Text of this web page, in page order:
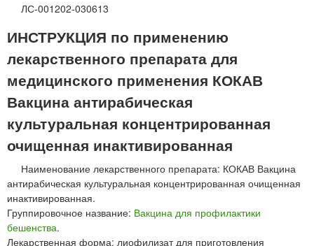
ЛС-001202-030613
ИНСТРУКЦИЯ по применению
лекарственного препарата для
медицинского применения КОКАВ
Вакцина антирабическая
культуральная концентрированная
очищенная инактивированная
Наименование лекарственного препарата: КОКАВ Вакцина
антирабическая культуральная концентрированная очищенная
инактивированная.
Группировочное название: Вакцина для профилактики
бешенства.
Лекарственная форма: лиофилизат для приготовления